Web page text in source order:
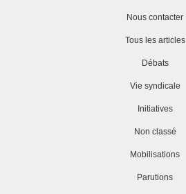
Nous contacter
Tous les articles
Débats
Vie syndicale
Initiatives
Non classé
Mobilisations
Parutions